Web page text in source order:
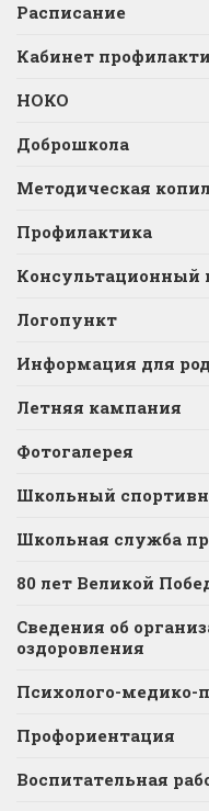
Расписание
Кабинет
НОКО
Доброшкола
Методическая
Профилактика
Консультационный
Логопункт
Информация для
Летняя кампания
Фотогалерея
Школьный
Школьная служба
80 лет Великой
Сведения об
оздоровления
Психолого-медико-
Профориентация
Воспитательная